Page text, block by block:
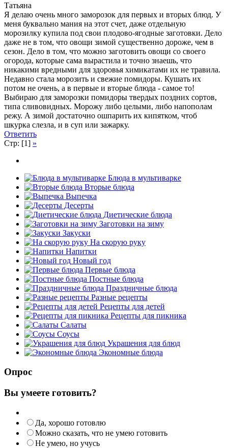
Татьяна
Я делаю очень много заморозок для первых и вторых блюд. У
меня буквально мания на этот счет, даже отдельную
морозилку купила под свои плодово-ягодные заготовки. Дело
даже не в том, что овощи зимой существенно дороже, чем в
сезон. Дело в том, что можно заготовить овощи со своего
огорода, которые сама вырастила и точно знаешь, что
никакими вредными для здоровья химикатами их не травила.
Недавно стала морозить и свежие помидоры. Кушать их
потом не очень, а в первые и вторые блюда - самое то!
Выбираю для заморозки помидоры твердых поздних сортов,
типа сливовидных. Морожу либо целыми, либо напополам
режу. А зимой достаточно ошпарить их кипятком, чтоб
шкурка слезла, и в суп или зажарку.
Ответить
Стр: [1] »
Блюда в мультиварке
Вторые блюда
Выпечка
Десерты
Диетические блюда
Заготовки на зиму
Закуски
На скорую руку
Напитки
Новый год
Первые блюда
Постные блюда
Праздничные блюда
Разные рецепты
Рецепты для детей
Рецепты для пикника
Салаты
Соусы
Украшения для блюд
Экономные блюда
Опрос
Вы умеете готовить?
Да, хорошо готовлю
Можно сказать, что не умею готовить
Не умею, но учусь